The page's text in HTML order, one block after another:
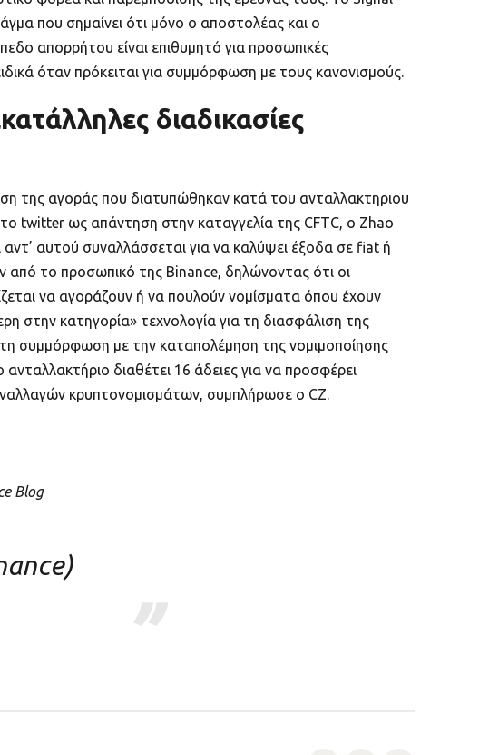
που σημαίνει ότι μόνο ο αποστολέας και ο
απορρήτου είναι επιθυμητό για προσωπικές
όταν πρόκειται για συμμόρφωση με τους κανονισμούς.
διαδικασίες
της αγοράς που διατυπώθηκαν κατά του ανταλλακτηριου
twitter ως απάντηση στην καταγγελία της CFTC, ο Zhao
αυτού συναλλάσσεται για να καλύψει έξοδα σε fiat ή
από το προσωπικό της Binance, δηλώνοντας ότι οι
να αγοράζουν ή να πουλούν νομίσματα όπου έχουν
στην κατηγορία» τεχνολογία για τη διασφάλιση της
συμμόρφωση με την καταπολέμηση της νομιμοποίησης
διαθέτει 16 άδειες για να προσφέρει
κρυπτονομισμάτων, συμπλήρωσε ο CZ.
Blog